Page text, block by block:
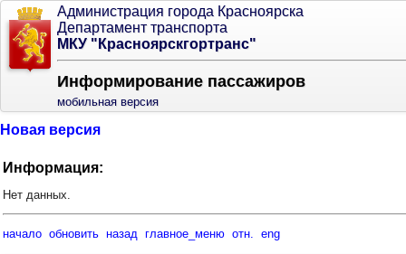
Администрация города Красноярска
Департамент транспорта
МКУ "Красноярскгортранс"
Информирование пассажиров
мобильная версия
Новая версия
Информация:
Нет данных.
начало обновить назад главное_меню отн. eng